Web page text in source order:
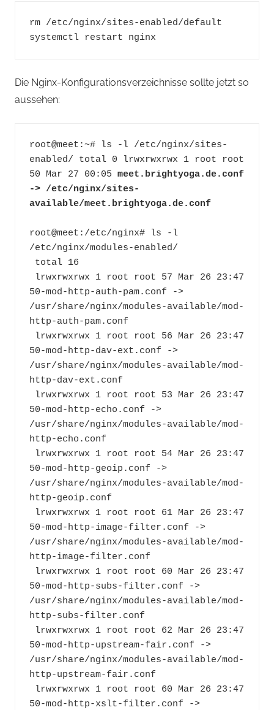
rm /etc/nginx/sites-enabled/default
systemctl restart nginx
Die Nginx-Konfigurationsverzeichnisse sollte jetzt so
aussehen:
root@meet:~# ls -l /etc/nginx/sites-
enabled/ total 0 lrwxrwxrwx 1 root root
50 Mar 27 00:05 meet.brightyoga.de.conf
-> /etc/nginx/sites-
available/meet.brightyoga.de.conf
root@meet:/etc/nginx# ls -l
/etc/nginx/modules-enabled/
total 16
50-mod-http-auth-pam.conf ->
/usr/share/nginx/modules-available/mod-
http-auth-pam.conf
50-mod-http-dav-ext.conf ->
/usr/share/nginx/modules-available/mod-
http-dav-ext.conf
50-mod-http-echo.conf ->
/usr/share/nginx/modules-available/mod-
http-echo.conf
50-mod-http-geoip.conf ->
/usr/share/nginx/modules-available/mod-
http-geoip.conf
50-mod-http-image-filter.conf ->
/usr/share/nginx/modules-available/mod-
http-image-filter.conf
50-mod-http-subs-filter.conf ->
/usr/share/nginx/modules-available/mod-
http-subs-filter.conf
50-mod-http-upstream-fair.conf ->
/usr/share/nginx/modules-available/mod-
http-upstream-fair.conf
50-mod-http-xslt-filter.conf ->